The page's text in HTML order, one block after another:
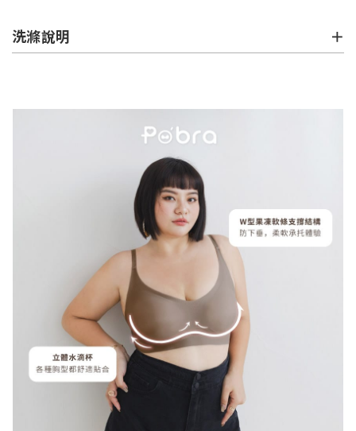
洗滌說明